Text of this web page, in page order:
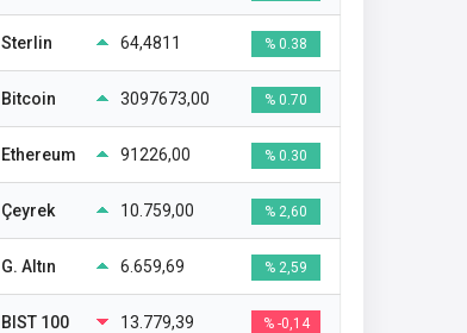
Sterlin 64,4811 % 0.38
Bitcoin 3097673,00 % 0.70
Ethereum 91226,00 % 0.30
Çeyrek 10.759,00 % 2,60
G. Altın 6.659,69 % 2,59
BIST 100 13.779,39 % -0,14